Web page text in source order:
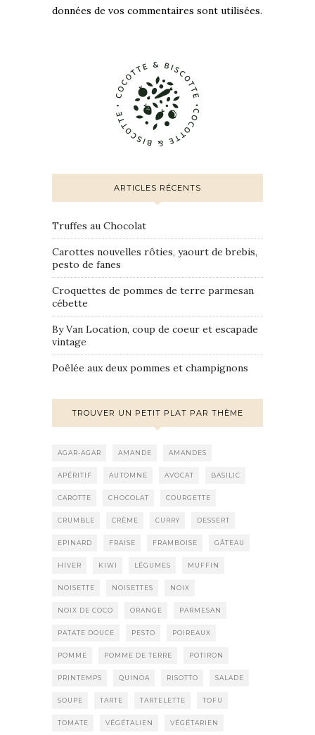
données de vos commentaires sont utilisées.
ARTICLES RÉCENTS
Truffes au Chocolat
Carottes nouvelles rôties, yaourt de brebis,
pesto de fanes
Croquettes de pommes de terre parmesan
cébette
By Van Location, coup de coeur et escapade
vintage
Poêlée aux deux pommes et champignons
TROUVER UN PETIT PLAT PAR THÈME
AGAR-AGAR AMANDE AMANDES
APÉRITIF AUTOMNE AVOCAT BASILIC
CAROTTE CHOCOLAT COURGETTE
CRUMBLE CRÈME CURRY DESSERT
EPINARD FRAISE FRAMBOISE GÂTEAU
HIVER KIWI LÉGUMES MUFFIN
NOISETTE NOISETTES NOIX
NOIX DE COCO ORANGE PARMESAN
PATATE DOUCE PESTO POIREAUX
POMME POMME DE TERRE POTIRON
PRINTEMPS QUINOA RISOTTO SALADE
SOUPE TARTE TARTELETTE TOFU
TOMATE VÉGÉTALIEN VÉGÉTARIEN